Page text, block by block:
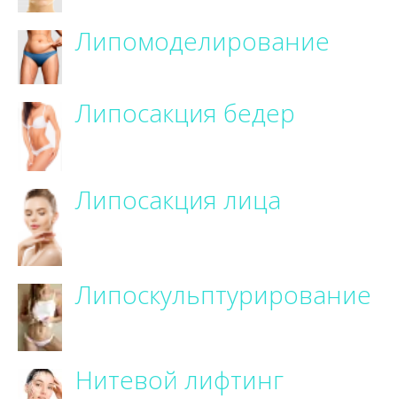
Липомоделирование
Липосакция бедер
Липосакция лица
Липоскульптурирование
Нитевой лифтинг